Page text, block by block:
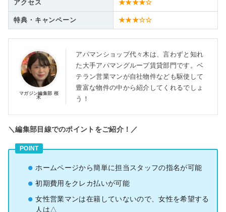
アクセス ★★★★☆
特典・キャンペーン ★★★☆☆
マガジン編集部 桜
木
アパマンショップ代々木は、言わずと知れ
た大手アパマングループ賃貸部門です。ベ
テラン営業マンが自社物件なども駆使して
豊富な物件の中から紹介してくれるでしょ
う！
＼編集部目線でのポイントをご紹介！／
POINT
ホームページから簡単に担当スタッフの指名が可能
初期費用をクレカ払いが可能
女性営業マンは在籍していないので、女性を希望する
人は△